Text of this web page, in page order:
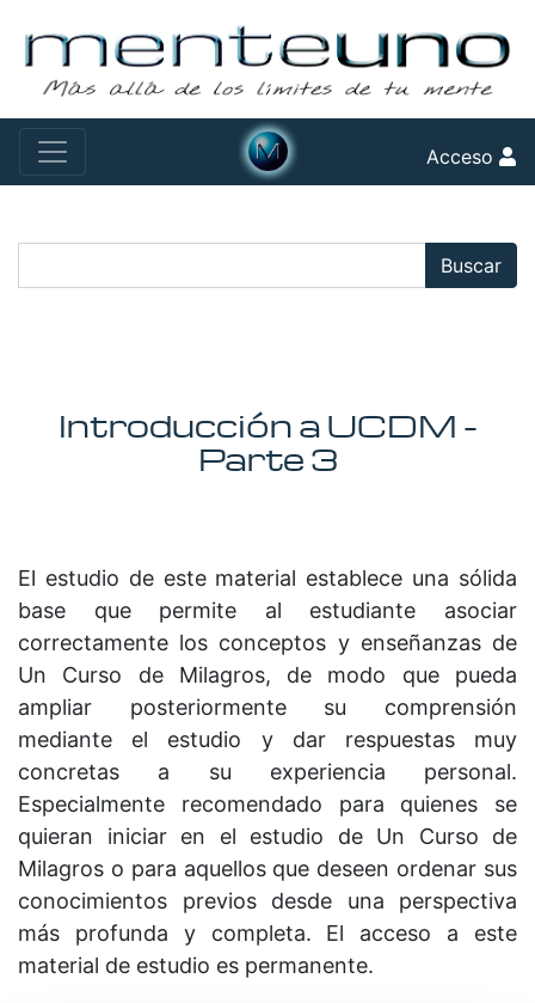
Acceso
Buscar
Introducción a UCDM -
Parte 3
El estudio de este material establece una sólida
base que permite al estudiante asociar
correctamente los conceptos y enseñanzas de
Un Curso de Milagros, de modo que pueda
ampliar posteriormente su comprensión
mediante el estudio y dar respuestas muy
concretas a su experiencia personal.
Especialmente recomendado para quienes se
quieran iniciar en el estudio de Un Curso de
Milagros o para aquellos que deseen ordenar sus
conocimientos previos desde una perspectiva
más profunda y completa. El acceso a este
material de estudio es permanente.